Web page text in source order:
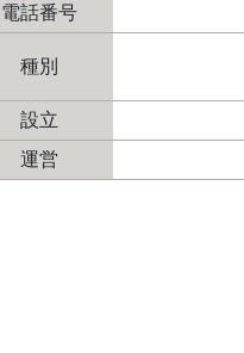
電話番号
種別
設立
運営